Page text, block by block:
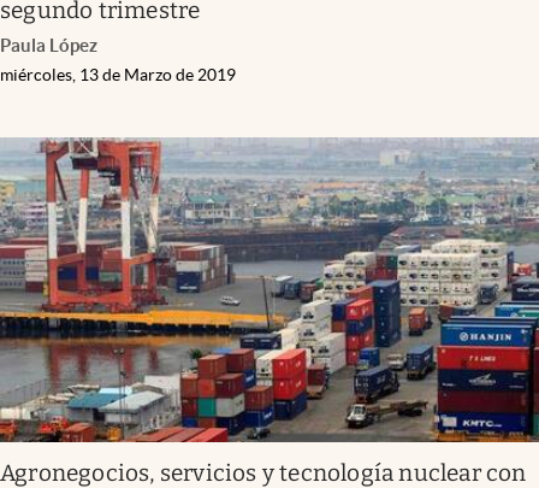
segundo trimestre
Paula López
miércoles, 13 de Marzo de 2019
Agronegocios, servicios y tecnología nuclear con